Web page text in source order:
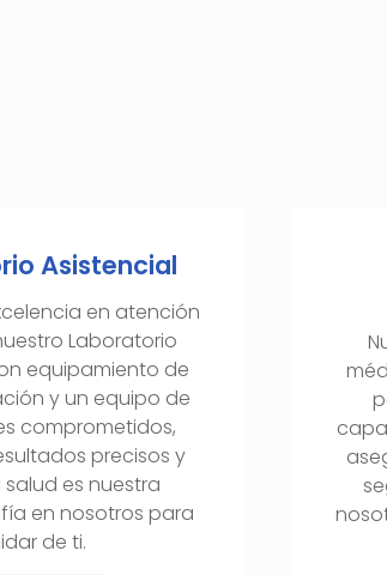
Asistencial
en atención
Laboratorio
equipamiento de
y un equipo de
comprometidos,
precisos y
salud es nuestra
en nosotros para
de ti.